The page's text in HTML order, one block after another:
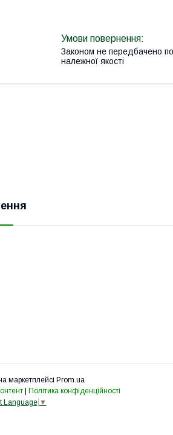
Законом не передбачено
належної якості
маркетплейсі Prom.ua
Політика конфіденційності
Language ▼